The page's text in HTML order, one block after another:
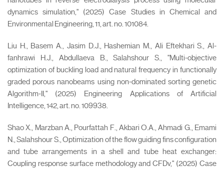
dynamics simulation," (2025) Case Studies in Chemical and
Environmental Engineering, 11, art. no. 101084.
Liu H., Basem A., Jasim D.J., Hashemian M., Ali Eftekhari S., Al-
fanhrawi H.J., Abdullaeva B., Salahshour S., "Multi-objective
optimization of buckling load and natural frequency in functionally
graded porous nanobeams using non-dominated sorting genetic
Algorithm-II," (2025) Engineering Applications of Artificial
Intelligence, 142, art. no. 109938.
Shao X., Marzban A., Pourfattah F., Akbari O.A., Ahmadi G., Emami
N., Salahshour S., Optimization of the flow guiding fins configuration
and tube arrangements in a shell and tube heat exchanger:
Coupling response surface methodology and CFDv," (2025) Case